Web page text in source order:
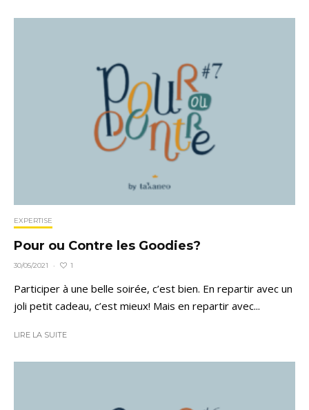
EXPERTISE
Pour ou Contre les Goodies?
30/05/2021 · 1
Participer à une belle soirée, c’est bien. En repartir avec un
joli petit cadeau, c’est mieux! Mais en repartir avec...
LIRE LA SUITE